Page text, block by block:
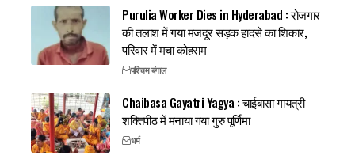
Purulia Worker Dies in Hyderabad : रोजगार
की तलाश में गया मजदूर सड़क हादसे का शिकार,
परिवार में मचा कोहराम
पश्चिम बंगाल
Chaibasa Gayatri Yagya : चाईबासा गायत्री
शक्तिपीठ में मनाया गया गुरु पूर्णिमा
धर्म